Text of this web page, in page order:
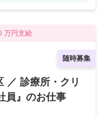
万円支給
随時募集
／ 診療所・クリ
員』のお仕事